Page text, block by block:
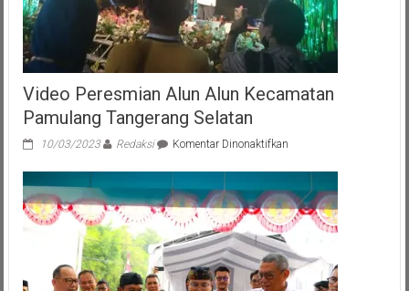
Video Peresmian Alun Alun Kecamatan
Pamulang Tangerang Selatan
10/03/2023 Redaksi Komentar Dinonaktifkanpada
Alun
Alun
Kecamatan
Pamulang
Tangerang
Selatan